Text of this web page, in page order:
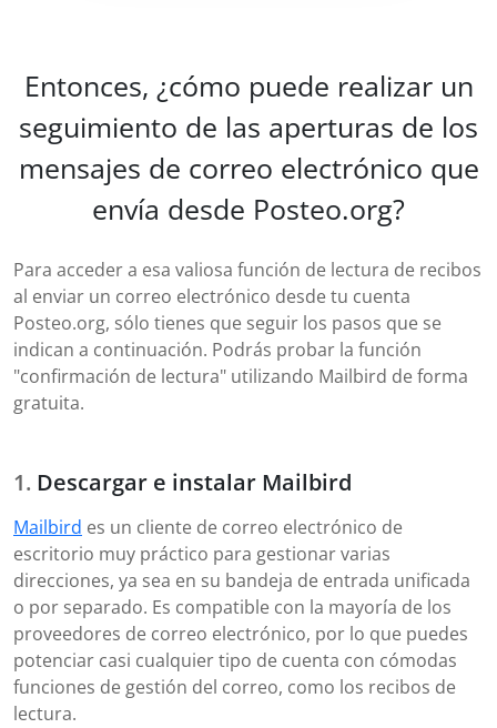
Entonces, ¿cómo puede realizar un
seguimiento de las aperturas de los
mensajes de correo electrónico que
envía desde Posteo.org?
Para acceder a esa valiosa función de lectura de recibos
al enviar un correo electrónico desde tu cuenta
Posteo.org, sólo tienes que seguir los pasos que se
indican a continuación. Podrás probar la función
"confirmación de lectura" utilizando Mailbird de forma
gratuita.
Descargar e instalar Mailbird
Mailbird es un cliente de correo electrónico de
escritorio muy práctico para gestionar varias
direcciones, ya sea en su bandeja de entrada unificada
o por separado. Es compatible con la mayoría de los
proveedores de correo electrónico, por lo que puedes
potenciar casi cualquier tipo de cuenta con cómodas
funciones de gestión del correo, como los recibos de
lectura.